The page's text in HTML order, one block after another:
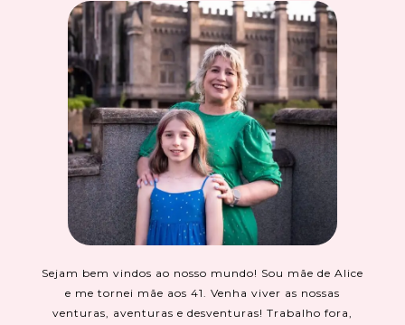
Sejam bem vindos ao nosso mundo! Sou mãe de Alice
e me tornei mãe aos 41. Venha viver as nossas
venturas, aventuras e desventuras! Trabalho fora,